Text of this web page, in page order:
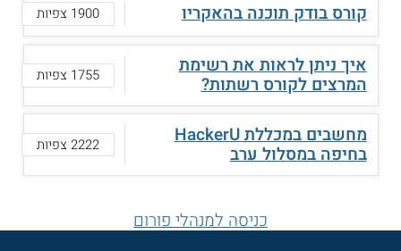
קורס בודק תוכנה בהאקריו 1900 צפיות
איך ניתן לראות את רשימת
המרצים לקורס רשתות? 1755 צפיות
מחשבים במכללת HackerU
בחיפה במסלול ערב 2222 צפיות
כניסה למנהלי פורום